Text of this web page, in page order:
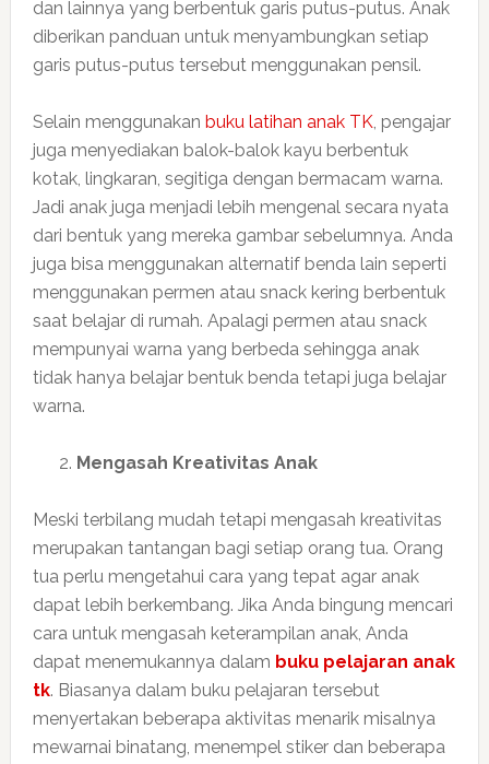
dan lainnya yang berbentuk garis putus-putus. Anak
diberikan panduan untuk menyambungkan setiap
garis putus-putus tersebut menggunakan pensil.
Selain menggunakan buku latihan anak TK, pengajar
juga menyediakan balok-balok kayu berbentuk
kotak, lingkaran, segitiga dengan bermacam warna.
Jadi anak juga menjadi lebih mengenal secara nyata
dari bentuk yang mereka gambar sebelumnya. Anda
juga bisa menggunakan alternatif benda lain seperti
menggunakan permen atau snack kering berbentuk
saat belajar di rumah. Apalagi permen atau snack
mempunyai warna yang berbeda sehingga anak
tidak hanya belajar bentuk benda tetapi juga belajar
warna.
Mengasah Kreativitas Anak
Meski terbilang mudah tetapi mengasah kreativitas
merupakan tantangan bagi setiap orang tua. Orang
tua perlu mengetahui cara yang tepat agar anak
dapat lebih berkembang. Jika Anda bingung mencari
cara untuk mengasah keterampilan anak, Anda
dapat menemukannya dalam buku pelajaran anak
tk. Biasanya dalam buku pelajaran tersebut
menyertakan beberapa aktivitas menarik misalnya
mewarnai binatang, menempel stiker dan beberapa